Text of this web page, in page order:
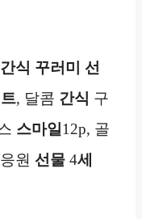
식 꾸러미 선
, 달콤 간식 구
스마일 12p, 골
원 선물 4세